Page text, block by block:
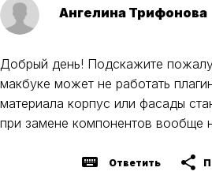
Ангелина Трифонова
Добрый день! Подскажите
макбуке может не работать
материала корпус или фасады
при замене компонентов вообще
Ответить